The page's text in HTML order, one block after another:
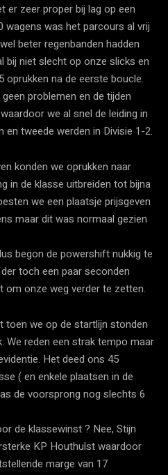
er zeer proper bij lag op een
wagens was het parcours al vrij
beter regenbanden hadden
bij niet slecht op onze slicks en
oprukken na de eerste boucle.
problemen en de tijden
we al snel de leiding in
en tweede werden in Divisie 1-2.
konden we oprukken naar
in de klasse uitbreiden tot bijna
we een plaatsje prijsgeven
maar dit was normaal gezien
begon de powershift nukkig te
toch een paar seconden
om onze weg verder te zetten.
toen we op de startlijn stonden
We reden een strak tempo maar
Het deed ons 45
( en enkele plaatsen in de
de voorsprong nog slechts 6
de klassewinst ? Nee, Stijn
KP Houthulst waardoor
marge van 17